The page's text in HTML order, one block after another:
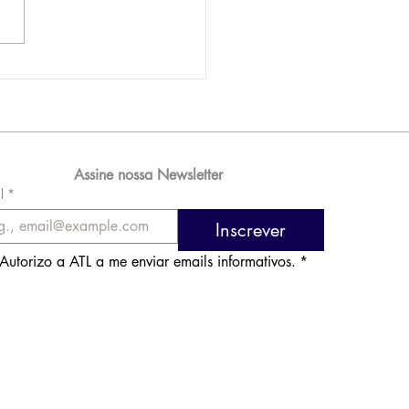
Assine nossa Newsletter
*
Inscrever
Autorizo a ATL a me enviar emails informativos. *